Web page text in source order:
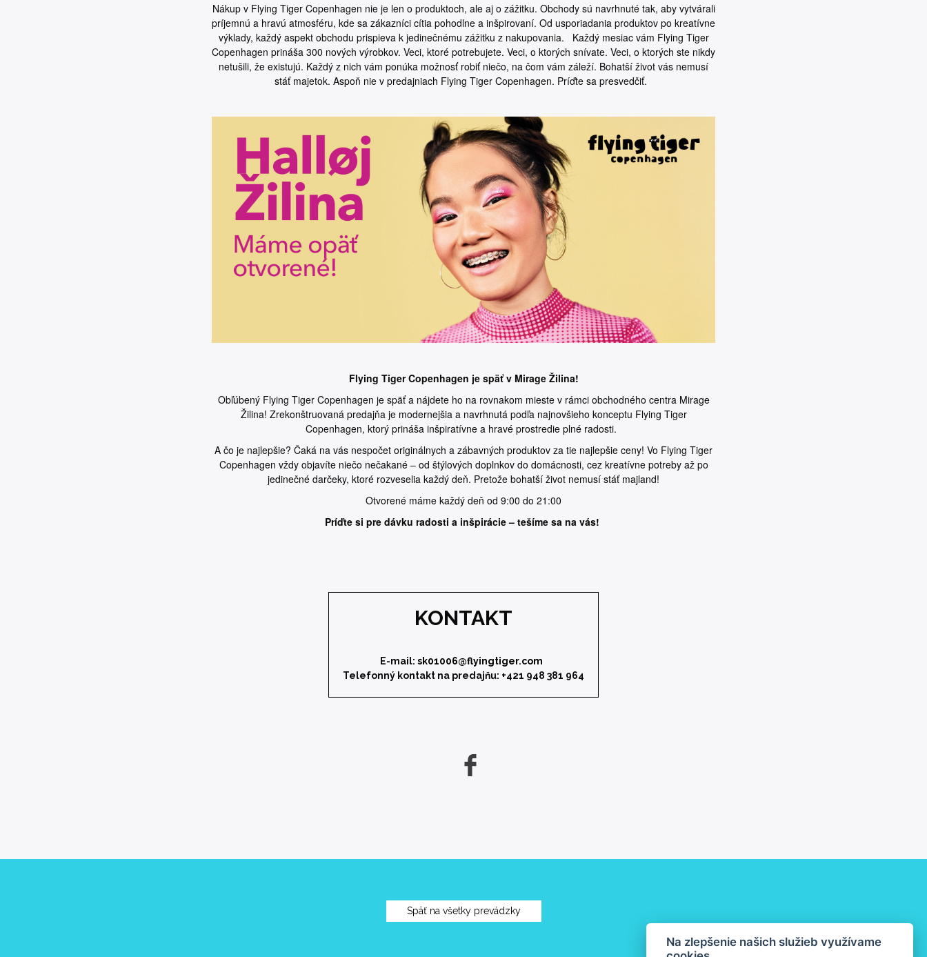
Nákup v Flying Tiger Copenhagen nie je len o produktoch, ale aj o zážitku. Obchody sú navrhnuté tak, aby vytvárali
príjemnú a hravú atmosféru, kde sa zákazníci cítia pohodlne a inšpirovaní. Od usporiadania produktov po kreatívne
výklady, každý aspekt obchodu prispieva k jedinečnému zážitku z nakupovania. Každý mesiac vám Flying Tiger
Copenhagen prináša 300 nových výrobkov. Veci, ktoré potrebujete. Veci, o ktorých snívate. Veci, o ktorých ste nikdy
netušili, že existujú. Každý z nich vám ponúka možnosť robiť niečo, na čom vám záleží. Bohatší život vás nemusí
stáť majetok. Aspoň nie v predajniach Flying Tiger Copenhagen. Príďte sa presvedčiť.
Flying Tiger Copenhagen je späť v Mirage Žilina!
Obľúbený Flying Tiger Copenhagen je späť a nájdete ho na rovnakom mieste v rámci obchodného centra Mirage
Žilina! Zrekonštruovaná predajňa je modernejšia a navrhnutá podľa najnovšieho konceptu Flying Tiger
Copenhagen, ktorý prináša inšpiratívne a hravé prostredie plné radosti.
A čo je najlepšie? Čaká na vás nespočet originálnych a zábavných produktov za tie najlepšie ceny! Vo Flying Tiger
Copenhagen vždy objavíte niečo nečakané – od štýlových doplnkov do domácnosti, cez kreatívne potreby až po
jedinečné darčeky, ktoré rozveselia každý deň. Pretože bohatší život nemusí stáť majland!
Otvorené máme každý deň od 9:00 do 21:00
Príďte si pre dávku radosti a inšpirácie – tešíme sa na vás!
KONTAKT
E-mail: sk01006@flyingtiger.com
Telefonný kontakt na predajňu: +421 948 381 964
Späť na všetky prevádzky
Na zlepšenie našich služieb využívame